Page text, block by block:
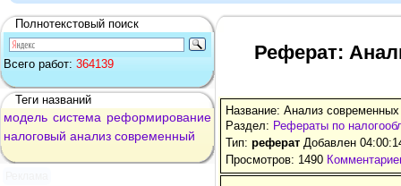
Полнотекстовый поиск
Всего работ: 364139
Теги названий
модель система реформирование
налоговый анализ современный
Реферат:
Название: Анализ
Раздел: Рефераты по
Тип: реферат Добавлен
Просмотров: 1490